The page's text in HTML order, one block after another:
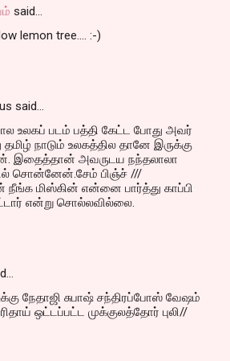
said…
lemon tree.... :-)
said…
உலகப் படம் பத்தி கேட்ட போது அவர்
நாடும் உலகத்தில தானே இருக்கு
இதைத்தான் அவருடய நந்தலாலா
சொன்னேன்.சேம் பிஞ்ச் ///
மிஸ்கின் என்னை பார்த்து காப்பி
என்று சொல்லவில்லை.
நேதாஜி சுபாஷ் சந்திரப்போஸ் வேஷம்
ஒட்டப்பட்ட முக்குலத்தோர் புலி//